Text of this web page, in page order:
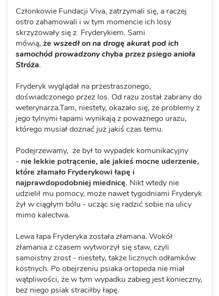
Członkowie Fundacji Viva, zatrzymali się, a raczej
ostro zahamowali i w tym momencie ich losy
skrzyżowały się z Fryderykiem. Sami
mówią, że wszedł on na drogę akurat pod ich
samochód prowadzony chyba przez psiego anioła
Stróża.
Fryderyk wyglądał na przestraszonego,
doświadczonego przez los. Od razu został zabrany do
weterynarza.Tam, niestety, okazało się, że problemy z
jego tylnymi łapami wynikają z poważnego urazu,
którego musiał doznać już jakiś czas temu.
Podejrzewamy, że był to wypadek komunikacyjny
- nie lekkie potrącenie, ale jakieś mocne uderzenie,
które złamało Fryderykowi łapę i
najprawdopodobniej miednicę. Nikt wtedy nie
udzielił mu pomocy, może nawet tygodniami Fryderyk
żył w ciągłym bólu - ucząc się radzić sobie na ulicy
mimo kalectwa.
Lewa łapa Fryderyka została złamana. Wokół
złamania z czasem wytworzył się staw, czyli
samoistny zrost - niestety, także licznych odłamków
kostnych. Po obejrzeniu psiaka ortopeda nie miał
wątpliwości, że w tym wypadku zabieg jest konieczny,
bez niego psiak straciłby łapę.